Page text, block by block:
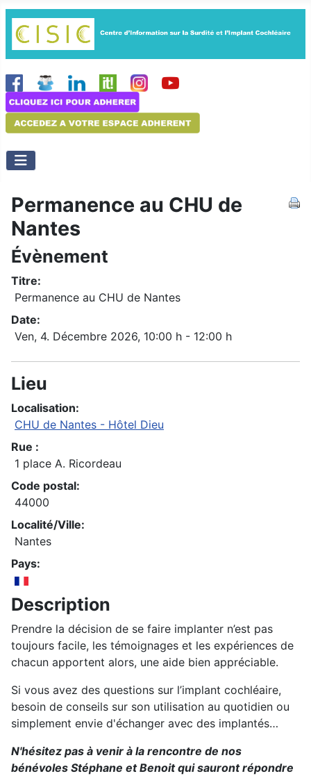
Permanence au CHU de
Nantes
Évènement
Titre:
Permanence au CHU de Nantes
Date:
Ven, 4. Décembre 2026, 10:00 h - 12:00 h
Lieu
Localisation:
CHU de Nantes - Hôtel Dieu
Rue :
1 place A. Ricordeau
Code postal:
44000
Localité/Ville:
Nantes
Pays:
Description
Prendre la décision de se faire implanter n’est pas
toujours facile, les témoignages et les expériences de
chacun apportent alors, une aide bien appréciable.
Si vous avez des questions sur l’implant cochléaire,
besoin de conseils sur son utilisation au quotidien ou
simplement envie d'échanger avec des implantés…
N'hésitez pas à venir à la rencontre de nos
bénévoles Stéphane et Benoit qui sauront répondre